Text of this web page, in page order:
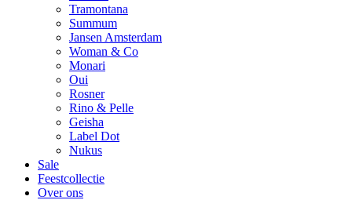
Tramontana
Summum
Jansen Amsterdam
Woman & Co
Monari
Oui
Rosner
Rino & Pelle
Geisha
Label Dot
Nukus
Sale
Feestcollectie
Over ons